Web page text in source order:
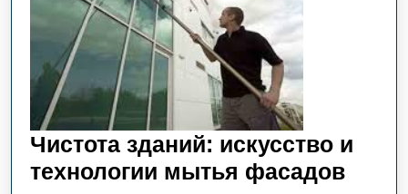
Чистота зданий: искусство и
технологии мытья фасадов